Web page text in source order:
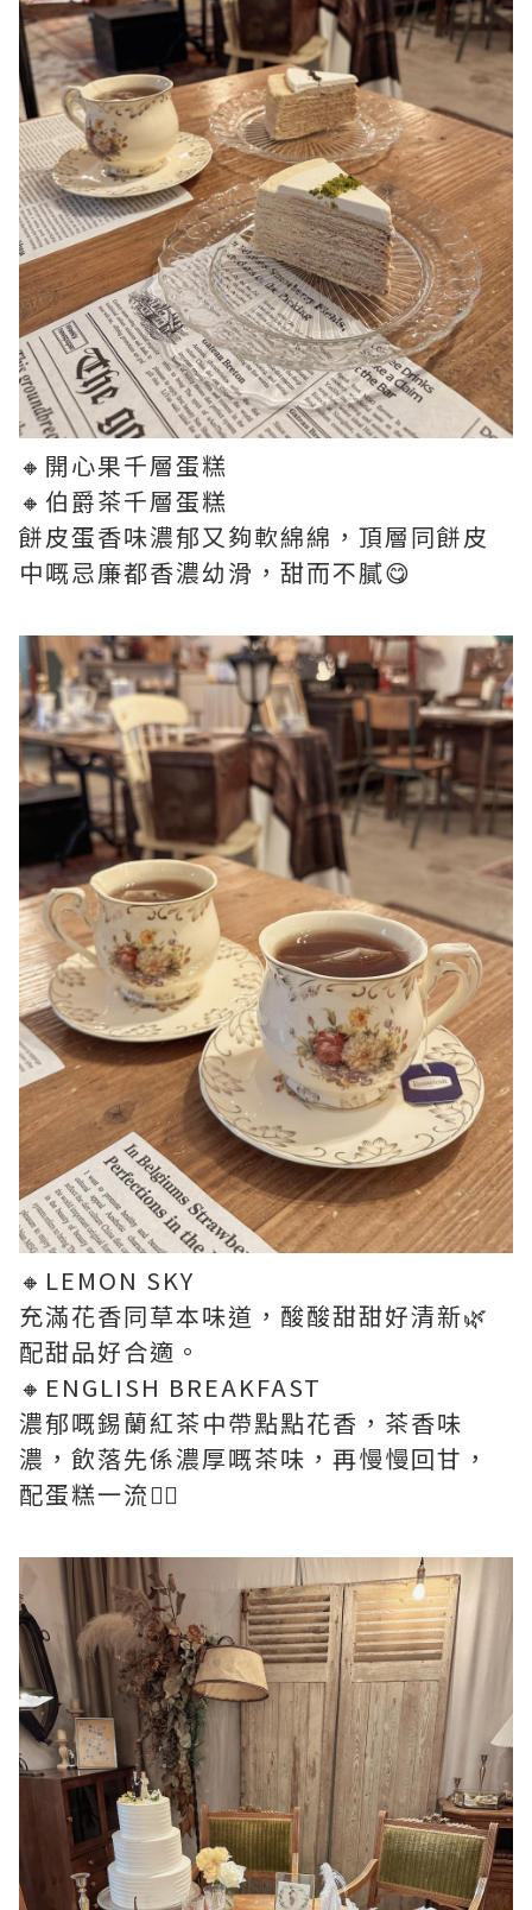
🔸開心果千層蛋糕
🔸伯爵茶千層蛋糕
餅皮蛋香味濃郁又夠軟綿綿，頂層同餅皮
中嘅忌廉都香濃幼滑，甜而不膩😋
🔸LEMON SKY
充滿花香同草本味道，酸酸甜甜好清新🌿
配甜品好合適。
🔸ENGLISH BREAKFAST
濃郁嘅錫蘭紅茶中帶點點花香，茶香味
濃，飲落先係濃厚嘅茶味，再慢慢回甘，
配蛋糕一流👍🏻